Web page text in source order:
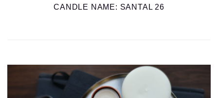
CANDLE NAME: SANTAL 26